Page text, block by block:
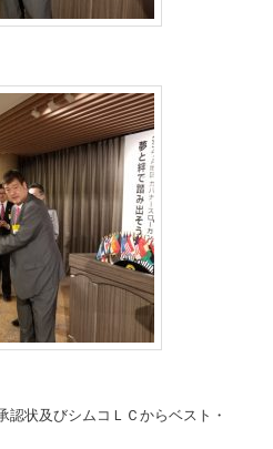
状及びシムコＬＣからベスト・